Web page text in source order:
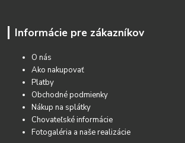
Informácie pre zákazníkov
O nás
Ako nakupovať
Platby
Obchodné podmienky
Nákup na splátky
Chovateľské informácie
Fotogaléria a naše realizácie